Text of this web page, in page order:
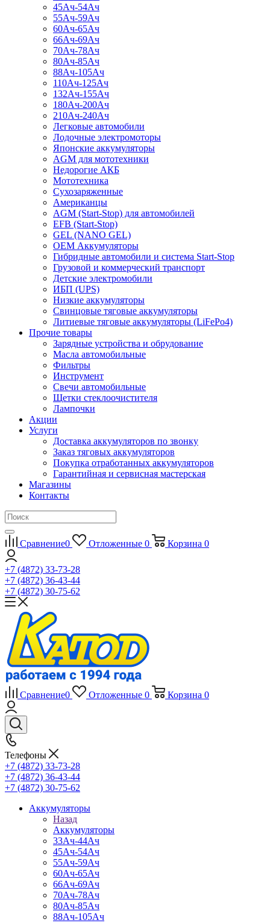
45Ач-54Ач
55Ач-59Ач
60Ач-65Ач
66Ач-69Ач
70Ач-78Ач
80Ач-85Ач
88Ач-105Ач
110Ач-125Ач
132Ач-155Ач
180Ач-200Ач
210Ач-240Ач
Легковые автомобили
Лодочные электромоторы
Японские аккумуляторы
AGM для мототехники
Недорогие АКБ
Мототехника
Сухозаряженные
Американцы
AGM (Start-Stop) для автомобилей
EFB (Start-Stop)
GEL (NANO GEL)
OEM Аккумуляторы
Гибридные автомобили и система Start-Stop
Грузовой и коммерческий транспорт
Детские электромобили
ИБП (UPS)
Низкие аккумуляторы
Свинцовые тяговые аккумуляторы
Литиевые тяговые аккумуляторы (LiFePo4)
Прочие товары
Зарядные устройства и обрудование
Масла автомобильные
Фильтры
Инструмент
Свечи автомобильные
Щетки стеклоочистителя
Лампочки
Акции
Услуги
Доставка аккумуляторов по звонку
Заказ тяговых аккумуляторов
Покупка отработанных аккумуляторов
Гарантийная и сервисная мастерская
Магазины
Контакты
Сравнение0 Отложенные 0 Корзина 0
+7 (4872) 33-73-28
+7 (4872) 36-43-44
+7 (4872) 30-75-62
Сравнение0 Отложенные 0 Корзина 0
Телефоны
+7 (4872) 33-73-28
+7 (4872) 36-43-44
+7 (4872) 30-75-62
Аккумуляторы
Назад
Аккумуляторы
33Ач-44Ач
45Ач-54Ач
55Ач-59Ач
60Ач-65Ач
66Ач-69Ач
70Ач-78Ач
80Ач-85Ач
88Ач-105Ач